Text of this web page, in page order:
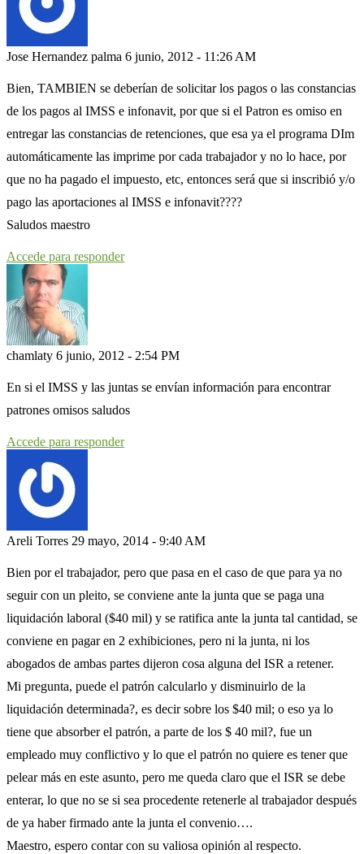
Jose Hernandez palma 6 junio, 2012 - 11:26 AM
Bien, TAMBIEN se deberían de solicitar los pagos o las constancias
de los pagos al IMSS e infonavit, por que si el Patron es omiso en
entregar las constancias de retenciones, que esa ya el programa DIm
automáticamente las imprime por cada trabajador y no lo hace, por
que no ha pagado el impuesto, etc, entonces será que si inscribió y/o
pago las aportaciones al IMSS e infonavit????
Saludos maestro
Accede para responder
chamlaty 6 junio, 2012 - 2:54 PM
En si el IMSS y las juntas se envían información para encontrar
patrones omisos saludos
Accede para responder
Areli Torres 29 mayo, 2014 - 9:40 AM
Bien por el trabajador, pero que pasa en el caso de que para ya no
seguir con un pleito, se conviene ante la junta que se paga una
liquidación laboral ($40 mil) y se ratifica ante la junta tal cantidad, se
conviene en pagar en 2 exhibiciones, pero ni la junta, ni los
abogados de ambas partes dijeron cosa alguna del ISR a retener.
Mi pregunta, puede el patrón calcularlo y disminuirlo de la
liquidación determinada?, es decir sobre los $40 mil; o eso ya lo
tiene que absorber el patrón, a parte de los $ 40 mil?, fue un
empleado muy conflictivo y lo que el patrón no quiere es tener que
pelear más en este asunto, pero me queda claro que el ISR se debe
enterar, lo que no se si sea procedente retenerle al trabajador después
de ya haber firmado ante la junta el convenio….
Maestro, espero contar con su valiosa opinión al respecto.